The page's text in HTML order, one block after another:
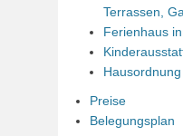
Terrassen,
Ferienhaus
Hausordnung
Preise
Belegungsplan